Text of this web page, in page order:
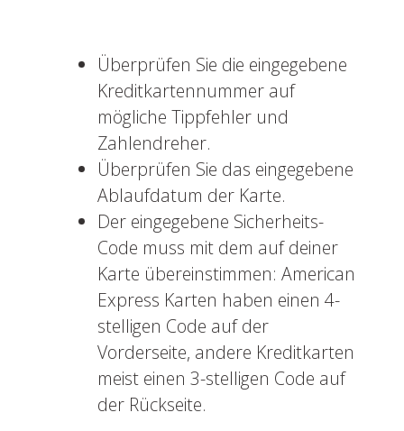
Überprüfen Sie die eingegebene
Kreditkartennummer auf
mögliche Tippfehler und
Zahlendreher.
Überprüfen Sie das eingegebene
Ablaufdatum der Karte.
Der eingegebene Sicherheits-
Code muss mit dem auf deiner
Karte übereinstimmen: American
Express Karten haben einen 4-
stelligen Code auf der
Vorderseite, andere Kreditkarten
meist einen 3-stelligen Code auf
der Rückseite.